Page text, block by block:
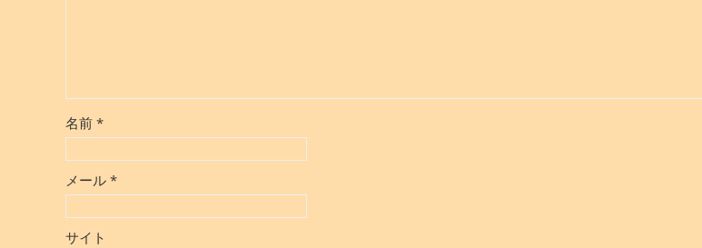
名前 *
メール *
サイト